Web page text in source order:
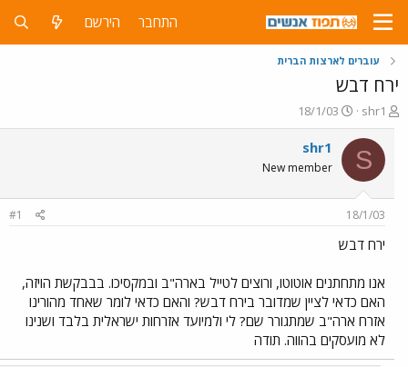
התחבר הירשם
עוברים לארצות הברית
ירח דבש
פ
ו
ת
ח
ה
ש
א
shr1
פ
ו
ר
18/1/03
S
shr1
New member
18/1/03
#1
ירח דבש
אנו מתחתנים אוטוטו, ורוצים לטייל בארה"ב ובמקסיכו. בבבקשת הויזה,
האם כדאי לציין שמדובר בירח דבש? והאם כדאי לומר שאחד מהורינו
אזרח ארה"ב שמתגורר שם? לי ולמיועד אזרחות ישראלית בלבד ושנינו
לא מועסקים בהווה. תודה